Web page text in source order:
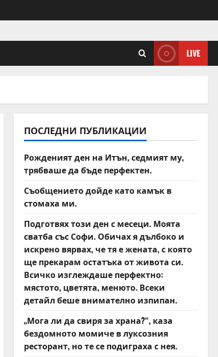
LIVE
ПОСЛЕДНИ ПУБЛИКАЦИИ
Рожденият ден на Итън, седмият му,
трябваше да бъде перфектен.
Съобщението дойде като камък в
стомаха ми.
Подготвях този ден с месеци. Моята
сватба със Софи. Обичах я дълбоко и
искрено вярвах, че тя е жената, с която
ще прекарам остатъка от живота си.
Всичко изглеждаше перфектно:
мястото, цветята, менюто. Всеки
детайл беше внимателно изпипан.
„Мога ли да свиря за храна?“, каза
бездомното момиче в луксозния
ресторант, но те се подиграха с нея.